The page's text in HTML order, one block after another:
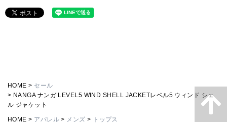
HOME
セール
NANGA ナンガ LEVEL5 WIND SHELL JACKETレベル5 ウィンド シェ
ル ジャケット
HOME アパレル メンズ トップス